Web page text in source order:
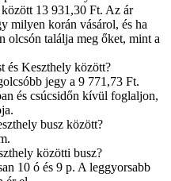
13 931,30 Ft. Az ár
milyen korán vásárol, és ha
olcsón találja meg őket, mint a
és Keszthely között?
jegy a 9 771,73 Ft.
és csúcsidőn kívül foglaljon,
busz között?
közötti busz?
10 ó és 9 p. A leggyorsabb